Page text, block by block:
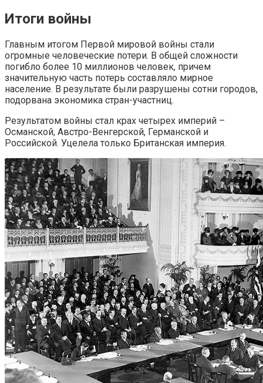
Итоги войны
Главным итогом Первой мировой войны стали
огромные челове­ческие потери. В общей сложности
погибло более 10 миллионов человек, причем
значительную часть потерь составляло мирное
население. В результате были разрушены сотни городов,
подорвана экономика стран-участниц.
Результатом войны стал крах четырех империй –
Османской, Ав­стро-Венгерской, Германской и
Российской. Уцелела только Бри­танская империя.